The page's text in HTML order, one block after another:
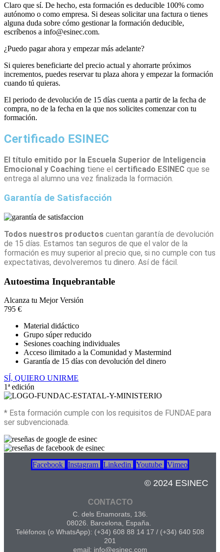
Claro que sí. De hecho, esta formación es deducible 100% como
autónomo o como empresa. Si deseas solicitar una factura o tienes
alguna duda sobre cómo gestionar la formación deducible,
escríbenos a info@esinec.com.
¿Puedo pagar ahora y empezar más adelante?
Si quieres beneficiarte del precio actual y ahorrarte próximos
incrementos, puedes reservar tu plaza ahora y empezar la formación
cuando tú quieras.
El periodo de devolución de 15 días cuenta a partir de la fecha de
compra, no de la fecha en la que nos solicites comenzar con tu
formación.
Certificado ESINEC
El título emitido por la Escuela Superior de Inteligencia
Emocional y Coaching tiene el certificado ESINEC que se
entrega al alumno una vez finalizada la formación.
Garantía de Satisfacción
Todos nuestros productos cuentan garantía de devolución
de 15 días. Estamos tan seguros de que el valor de la
formación es muy superior al precio que, si no cumple con tus
expectativas, devolveremos tu dinero. Así de fácil.
Autoestima Inquebrantable
Alcanza tu Mejor Versión
795 €
Material didáctico
Grupo súper reducido
Sesiones coaching individuales
Acceso ilimitado a la Comunidad y Mastermind
Garantía de 15 días con devolución del dinero
SÍ, QUIERO UNIRME
1ª edición
* Esta formación cumple con los requisitos de FUNDAE para
ser subvencionada.
Facebook Instagram Linkedin Youtube Vimeo
© 2024 ESINEC
CONTACTO
C. dels Enamorats, 136.
08026. Barcelona, España.
Teléfonos (o WhatsApp): (+34) 608 88 14 17 / (+34) 640 508
201
email: info@esinec.com